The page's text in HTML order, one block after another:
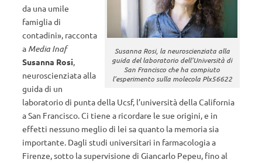
Susanna Rosi, la neuroscienziata alla
guida del laboratorio dell’Università di
San Francisco che ha compiuto
l’esperimento sulla molecola Plx56622
da una umile
famiglia di
contadini», racconta
a Media Inaf
Susanna Rosi,
neuroscienziata alla
guida di un
laboratorio di punta della Ucsf, l’università della California
a San Francisco. Ci tiene a ricordare le sue origini, e in
effetti nessuno meglio di lei sa quanto la memoria sia
importante. Dagli studi universitari in farmacologia a
Firenze, sotto la supervisione di Giancarlo Pepeu, fino al